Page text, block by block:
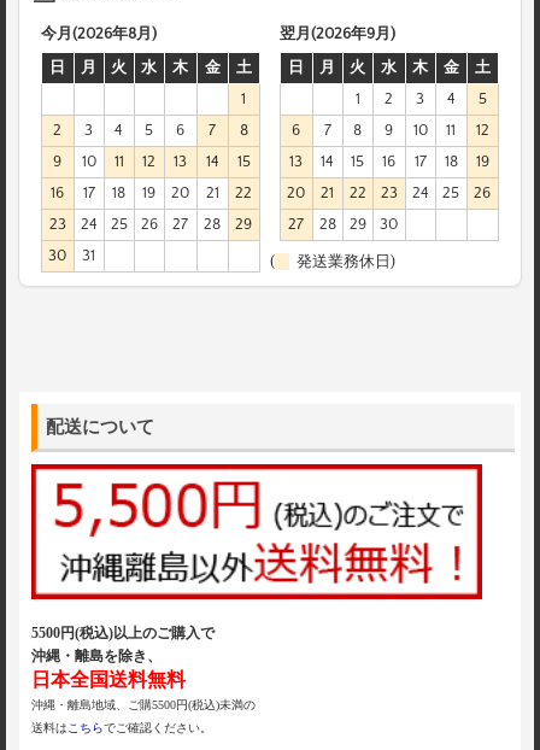
今月(2026年8月)
日
月 火 水 木 金
土
1
2
3 4 5 6 7
8
9
10 11 12 13 14
15
16
17 18 19 20 21
22
23
24 25 26 27 28
29
30
31
翌月(2026年9月)
日
月 火 水 木 金
土
1
2 3 4
5
6
7 8 9 10 11
12
13
14 15 16 17 18
19
20
21 22 23 24 25
26
27
28 29 30
( 発送業務休日)
配送について
5500円(税込)以上のご購入で
沖縄・離島を除き、
日本全国送料無料
沖縄・離島地域、ご購5500円(税込)未満の
送料は こちらでご確認ください。